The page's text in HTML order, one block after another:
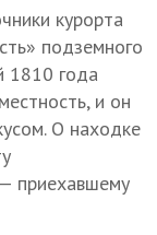
курорта
подземного
1810 года
и он
О находке
приехавшему